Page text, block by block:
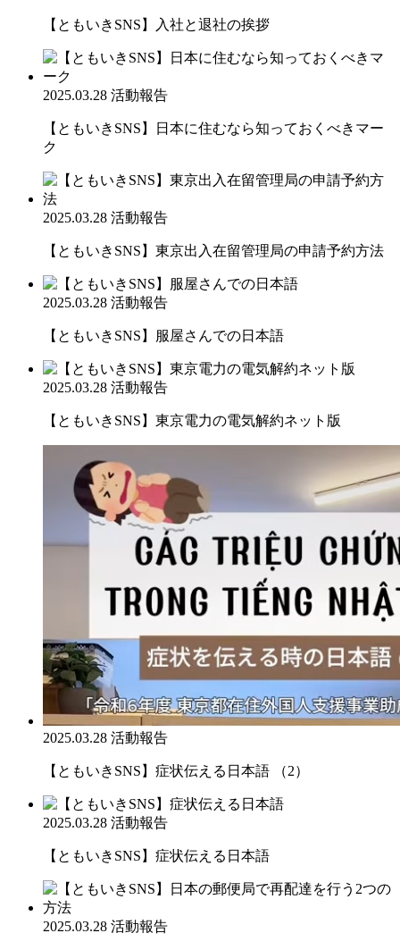
【ともいきSNS】入社と退社の挨拶
2025.03.28 活動報告
【ともいきSNS】日本に住むなら知っておくべきマー
ク
2025.03.28 活動報告
【ともいきSNS】東京出入在留管理局の申請予約方法
2025.03.28 活動報告
【ともいきSNS】服屋さんでの日本語
2025.03.28 活動報告
【ともいきSNS】東京電力の電気解約ネット版
2025.03.28 活動報告
【ともいきSNS】症状伝える日本語 （2）
2025.03.28 活動報告
【ともいきSNS】症状伝える日本語
2025.03.28 活動報告